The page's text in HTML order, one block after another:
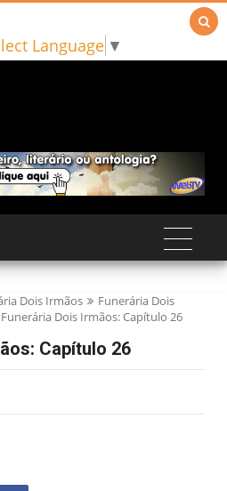
Language ▼

Dois Irmãos
Funerária Dois
Funerária Dois Irmãos: Capítulo 26
Capítulo 26